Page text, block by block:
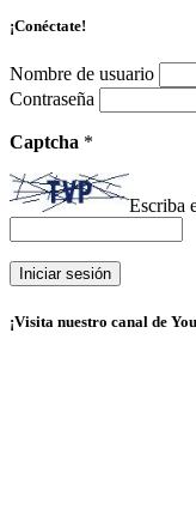
¡Conéctate!
Nombre de usuario
Contraseña
Captcha *
Escriba
¡Visita nuestro canal de